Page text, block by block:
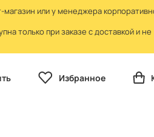
или у менеджера
только при заказе с доставкой и не
Избранное